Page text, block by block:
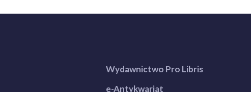
Wydawnictwo Pro Libris
e-Antykwariat